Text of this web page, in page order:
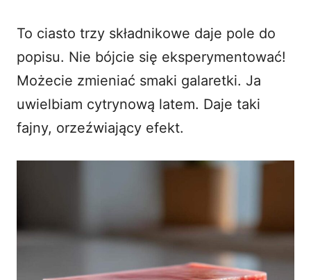
To ciasto trzy składnikowe daje pole do
popisu. Nie bójcie się eksperymentować!
Możecie zmieniać smaki galaretki. Ja
uwielbiam cytrynową latem. Daje taki
fajny, orzeźwiający efekt.